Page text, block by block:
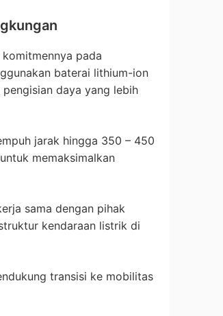
pada
baterai lithium-ion
daya yang lebih
jarak hingga 350 – 450
memaksimalkan
sama dengan pihak
kendaraan listrik di
transisi ke mobilitas